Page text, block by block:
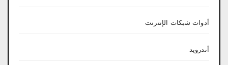
أدوات شبكات الإنترنت
أندرويد